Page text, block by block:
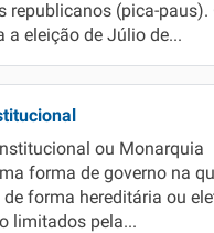
republicanos (pica-paus).
a eleição de Júlio de...
ou Monarquia
forma de governo na
de forma hereditária ou
limitados pela...